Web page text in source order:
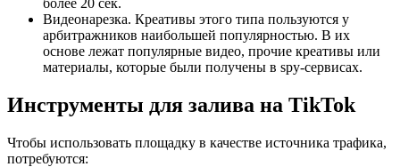
Видеонарезка. Креативы этого типа пользуются у
арбитражников наибольшей популярностью. В их
основе лежат популярные видео, прочие креативы или
материалы, которые были получены в spy-сервисах.
Инструменты для залива на TikTok
Чтобы использовать площадку в качестве источника трафика,
потребуются: